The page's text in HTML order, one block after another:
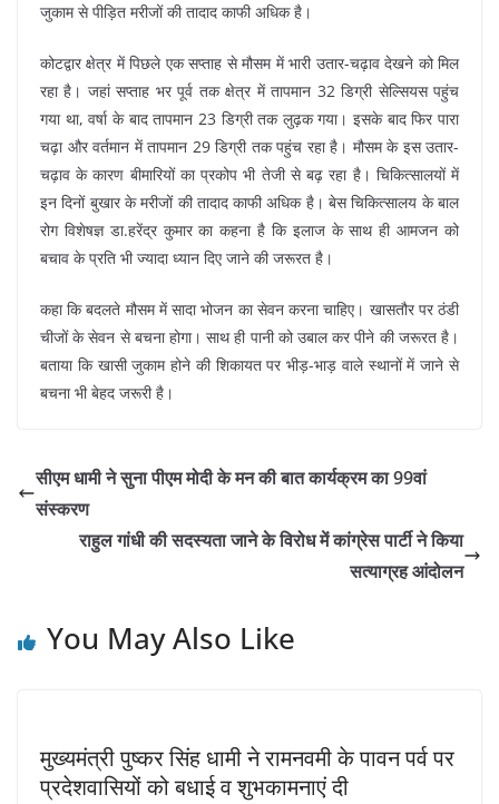
जुकाम से पीड़ित मरीजों की तादाद काफी अधिक है।
कोटद्वार क्षेत्र में पिछले एक सप्ताह से मौसम में भारी उतार-चढ़ाव देखने को मिल
रहा है। जहां सप्ताह भर पूर्व तक क्षेत्र में तापमान 32 डिग्री सेल्सियस पहुंच
गया था, वर्षा के बाद तापमान 23 डिग्री तक लुढ़क गया। इसके बाद फिर पारा
चढ़ा और वर्तमान में तापमान 29 डिग्री तक पहुंच रहा है। मौसम के इस उतार-
चढ़ाव के कारण बीमारियों का प्रकोप भी तेजी से बढ़ रहा है। चिकित्सालयों में
इन दिनों बुखार के मरीजों की तादाद काफी अधिक है। बेस चिकित्सालय के बाल
रोग विशेषज्ञ डा.हरेंद्र कुमार का कहना है कि इलाज के साथ ही आमजन को
बचाव के प्रति भी ज्यादा ध्यान दिए जाने की जरूरत है।
कहा कि बदलते मौसम में सादा भोजन का सेवन करना चाहिए। खासतौर पर ठंडी
चीजों के सेवन से बचना होगा। साथ ही पानी को उबाल कर पीने की जरूरत है।
बताया कि खासी जुकाम होने की शिकायत पर भीड़-भाड़ वाले स्थानों में जाने से
बचना भी बेहद जरूरी है।
सीएम धामी ने सुना पीएम मोदी के मन की बात कार्यक्रम का 99वां
संस्करण
राहुल गांधी की सदस्‍यता जाने के विरोध में कांग्रेस पार्टी ने किया
सत्याग्रह आंदोलन
You May Also Like
मुख्यमंत्री पुष्कर सिंह धामी ने रामनवमी के पावन पर्व पर
प्रदेशवासियों को बधाई व शुभकामनाएं दी